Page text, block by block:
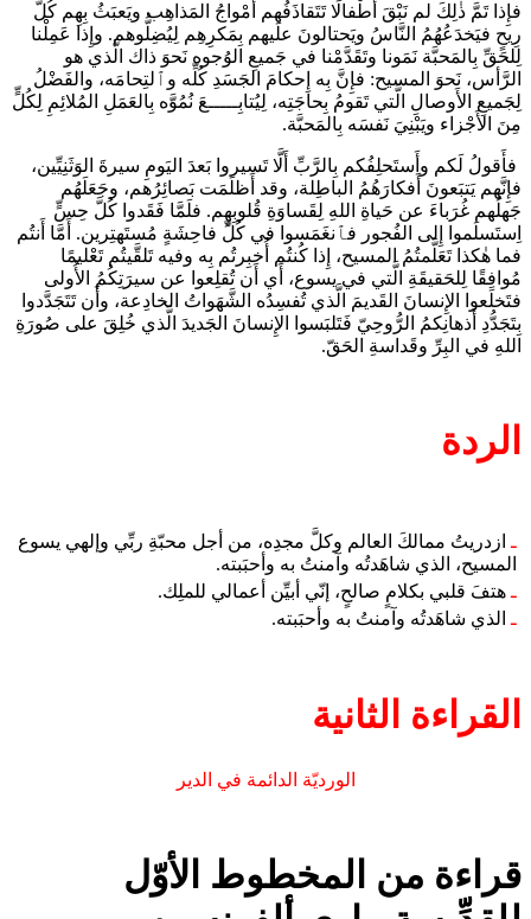
فإِذا تَمَّ ذٰلِكَ لم نَبْقَ أَطْفالًا تَتَقاذَفُهم أَمْواجُ المَذاهِب ويَعبَثُ بِهِم كُلُّ
رِيحٍ فيَخدَعُهُمُ النَّاسُ ويَحتالونَ علَيهم بِمَكرِهِم لِيُضِلُّوهم. وإِذا عَمِلْنا
لِلحَقِّ بِالمَحبَّة نَمَونا وتَقَدَّمْنا في جَميعِ الوُجوه نَحوَ ذاك الَّذي هو
الرَّأس، نَحوَ المسيح: فإِنَّ بِه إِحكامَ الجَسَدِ كُلِّه وٱلتِحامَه، والفَضْلُ
لِجَميعِ الأَوصالِ الَّتي تَقومُ بِحاجَتِه، لِيُتابِـــــعَ نُمُوَّه بِالعَمَلِ المُلائِمِ لِكُلٍّ
مِنَ الأَجْزاء ويَبْنِيَ نَفسَه بِالمَحبَّة.
فأَقولُ لَكم وأَستَحلِفُكم بِالرَّبِّ أَلَّا تَسيروا بَعدَ اليَومِ سيرةَ الوَثَنِيِّين،
فإِنَّهم يَتبَعونَ أَفكارَهُمُ الباطِلة، وقد أَظلَمَت بَصائِرُهم، وجَعَلَهُم
جَهلُهم غُرَباءَ عن حَياةِ اللهِ لِقَساوَةِ قُلوبِهِم. فلَمَّا فَقَدوا كُلَّ حِسٍّ
اِستَسلَموا إِلى الفُجور فٱنغَمَسوا في كُلِّ فاحِشَةٍ مُستَهتِرين. أَمَّا أَنتُم
فما هٰكذا تَعَلَّمتُمُ المسيح، إِذا كُنتُم أُخبِرتُم بِه وفيه تَلقَّيتُم تَعْليمًا
مُوافِقًا لِلحَقيقَةِ الَّتي في يسوع، أَي أَن تُقلِعوا عن سيرَتِكُمُ الأُولى
فتَخلَعوا الإِنسانَ القَديمَ الَّذي تُفسِدُه الشَّهَواتُ الخادِعة، وأَن تَتَجَدَّدوا
بِتَجَدُّدِ أَذهانِكمُ الرُّوحِيّ فَتَلبَسوا الإِنسانَ الجَديدَ الَّذي خُلِقَ على صُورَةِ
اللهِ في البِرِّ وقَداسةِ الحَقّ.
الردة
ـازدريتُ ممالكَ العالم وكلَّ مجدِه، من أجل محبّةِ ربِّي وإلهي يسوع
المسيح، الذي شاهَدتُه وآمنتُ به وأحبَبته.
ـهتفَ قلبي بكلامٍ صالحٍ، إنّي أبيِّن أعمالي للملِك.
ـالذي شاهَدتُه وآمنتُ به وأحبَبته.
القراءة الثانية
الورديّة الدائمة في الدير
قراءة من المخطوط الأوّل